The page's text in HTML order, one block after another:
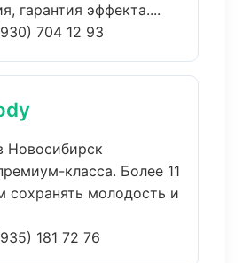
гарантия эффекта....
704 12 93
Новосибирск
класса. Более 11
сохранять молодость и
181 72 76